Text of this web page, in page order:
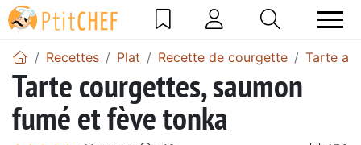
Recettes Plat Recette de courgette Tarte
Tarte courgettes, saumon
fumé et fève tonka